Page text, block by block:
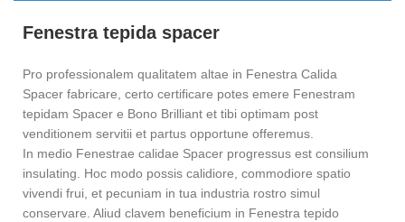
Fenestra tepida spacer
Pro professionalem qualitatem altae in Fenestra Calida
Spacer fabricare, certo certificare potes emere Fenestram
tepidam Spacer e Bono Brilliant et tibi optimam post
venditionem servitii et partus opportune offeremus.
In medio Fenestrae calidae Spacer progressus est consilium
insulating. Hoc modo possis calidiore, commodiore spatio
vivendi frui, et pecuniam in tua industria rostro simul
conservare. Aliud clavem beneficium in Fenestra tepido